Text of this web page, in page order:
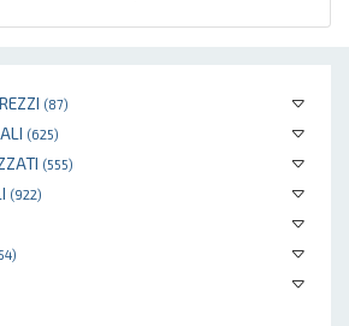
(87)
(625)
(555)
(922)